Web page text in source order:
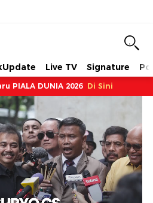
Live TV Signature
PIALA DUNIA 2026 Di Sini